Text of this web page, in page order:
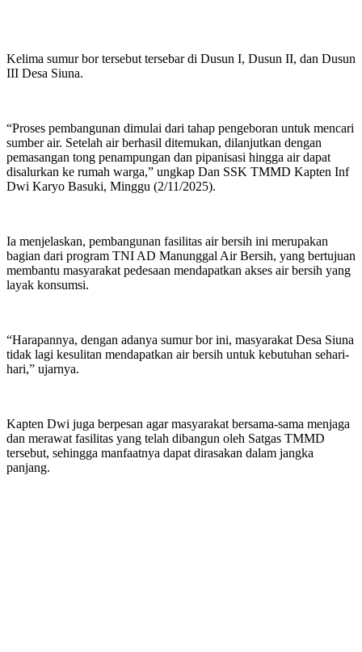
Kelima sumur bor tersebut tersebar di Dusun I, Dusun II, dan Dusun
III Desa Siuna.
“Proses pembangunan dimulai dari tahap pengeboran untuk mencari
sumber air. Setelah air berhasil ditemukan, dilanjutkan dengan
pemasangan tong penampungan dan pipanisasi hingga air dapat
disalurkan ke rumah warga,” ungkap Dan SSK TMMD Kapten Inf
Dwi Karyo Basuki, Minggu (2/11/2025).
Ia menjelaskan, pembangunan fasilitas air bersih ini merupakan
bagian dari program TNI AD Manunggal Air Bersih, yang bertujuan
membantu masyarakat pedesaan mendapatkan akses air bersih yang
layak konsumsi.
“Harapannya, dengan adanya sumur bor ini, masyarakat Desa Siuna
tidak lagi kesulitan mendapatkan air bersih untuk kebutuhan sehari-
hari,” ujarnya.
Kapten Dwi juga berpesan agar masyarakat bersama-sama menjaga
dan merawat fasilitas yang telah dibangun oleh Satgas TMMD
tersebut, sehingga manfaatnya dapat dirasakan dalam jangka
panjang.